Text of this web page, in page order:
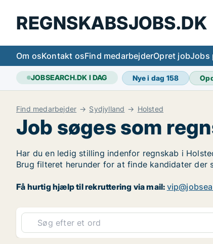
REGNSKABSJOBS.DK
Om osKontakt osFind medarbejderOpret jobJobs
JOBSEARCH.DK I DAG Nye i dag 158
Find medarbejder Sydjylland Holsted
Job søges som
Har du en ledig stilling indenfor regnskab i
Brug filteret herunder for at finde kandidater der
Få hurtig hjælp til rekruttering via mail: